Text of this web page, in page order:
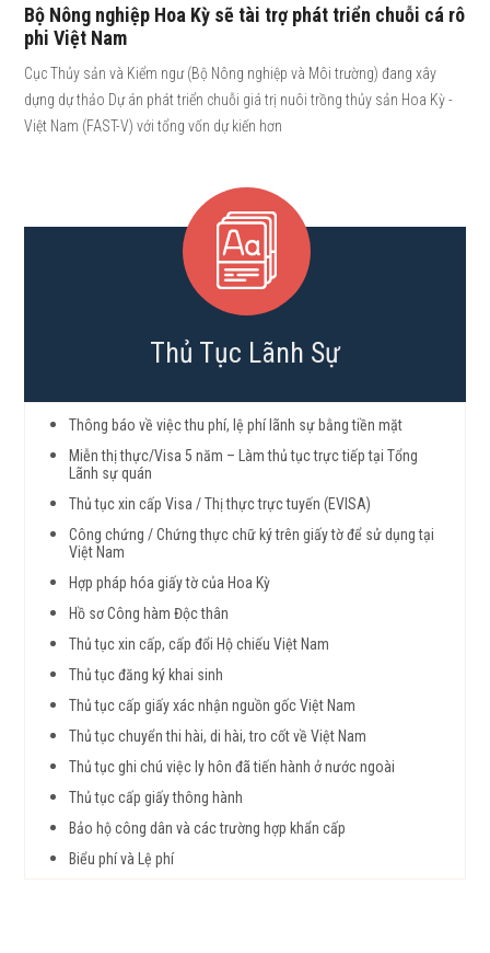
Bộ Nông nghiệp Hoa Kỳ sẽ tài trợ phát triển chuỗi cá rô
phi Việt Nam
Cục Thủy sản và Kiểm ngư (Bộ Nông nghiệp và Môi trường) đang xây
dựng dự thảo Dự án phát triển chuỗi giá trị nuôi trồng thủy sản Hoa Kỳ -
Việt Nam (FAST-V) với tổng vốn dự kiến hơn
Thủ Tục Lãnh Sự
Thông báo về việc thu phí, lệ phí lãnh sự bằng tiền mặt
Miễn thị thực/Visa 5 năm – Làm thủ tục trực tiếp tại Tổng
Lãnh sự quán
Thủ tục xin cấp Visa / Thị thực trực tuyến (EVISA)
Công chứng / Chứng thực chữ ký trên giấy tờ để sử dụng tại
Việt Nam
Hợp pháp hóa giấy tờ của Hoa Kỳ
Hồ sơ Công hàm Độc thân
Thủ tục xin cấp, cấp đổi Hộ chiếu Việt Nam
Thủ tục đăng ký khai sinh
Thủ tục cấp giấy xác nhận nguồn gốc Việt Nam
Thủ tục chuyển thi hài, di hài, tro cốt về Việt Nam
Thủ tục ghi chú việc ly hôn đã tiến hành ở nước ngoài
Thủ tục cấp giấy thông hành
Bảo hộ công dân và các trường hợp khẩn cấp
Biểu phí và Lệ phí